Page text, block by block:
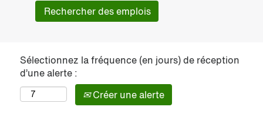
Sélectionnez la fréquence (en jours) de réception
d’une alerte :
Créer une alerte